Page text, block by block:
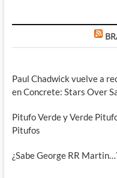
Paul Chadwick vuelve a
en Concrete: Stars Over
Pitufo Verde y Verde
Pitufos
¿Sabe George RR